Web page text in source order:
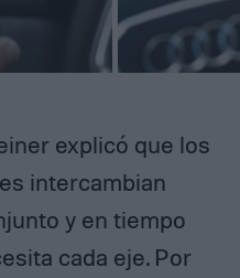
explicó que los
intercambian
y en tiempo
cada eje. Por